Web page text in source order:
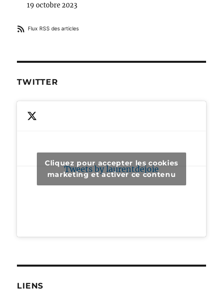
19 octobre 2023
Flux RSS des articles
TWITTER
Tweets by laurentdejoie
Cliquez pour accepter les cookies
marketing et activer ce contenu
LIENS